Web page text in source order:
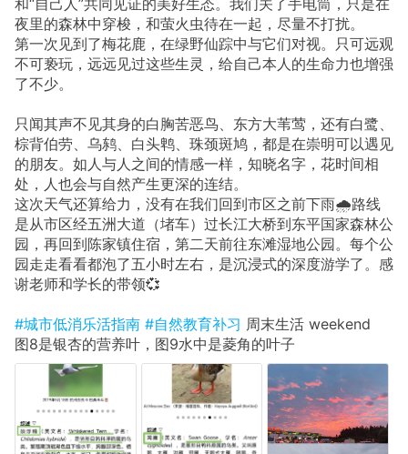
夜里的森林中穿梭，和萤火虫待在一起，尽量不打扰。
第一次见到了梅花鹿，在绿野仙踪中与它们对视。只可远观
不可亵玩，远远见过这些生灵，给自己本人的生命力也增强
了不少。
只闻其声不见其身的白胸苦恶鸟、东方大苇莺，还有白鹭、
棕背伯劳、乌鸫、白头鹎、珠颈斑鸠，都是在崇明可以遇见
的朋友。如人与人之间的情感一样，知晓名字，花时间相
处，人也会与自然产生更深的连结。
这次天气还算给力，没有在我们回到市区之前下雨🌧️路线
是从市区经五洲大道（堵车）过长江大桥到东平国家森林公
园，再回到陈家镇住宿，第二天前往东滩湿地公园。每个公
园走走看看都泡了五小时左右，是沉浸式的深度游学了。感
谢老师和学长的带领💞
#城市低消乐活指南 #自然教育补习 周末生活 weekend
图8是银杏的营养叶，图9水中是菱角的叶子